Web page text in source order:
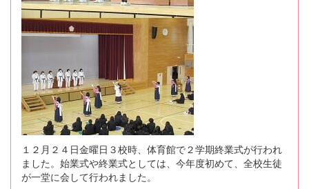
１２月２４日金曜日３校時、体育館で２学期終業式が行われ
ました。始業式や終業式としては、今年度初めて、全校生徒
が一堂に会して行われました。